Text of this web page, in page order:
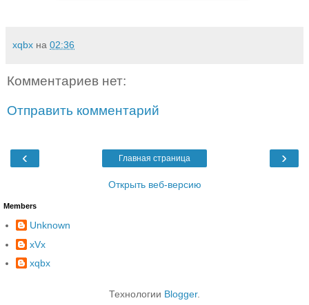
xqbx на 02:36
Комментариев нет:
Отправить комментарий
‹ ›
Главная страница
Открыть веб-версию
Members
Unknown
xVx
xqbx
Технологии Blogger.